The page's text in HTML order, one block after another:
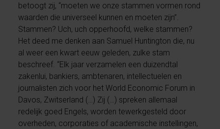
betoogt zij, “moeten we onze stammen vormen rond
waarden die universeel kunnen en moeten zijn”.
Stammen? Uch, uch opperhoofd, welke stammen?
Het deed me denken aan Samuel Huntington die, nu
al weer een kwart eeuw geleden, zulke stam
beschreef. “Elk jaar verzamelen een duizendtal
zakenlui, bankiers, ambtenaren, intellectuelen en
journalisten zich voor het World Economic Forum in
Davos, Zwitserland (…) Zij (…) spreken allemaal
redelijk goed Engels, worden tewerkgesteld door
overheden, corporaties of academische instellingen,